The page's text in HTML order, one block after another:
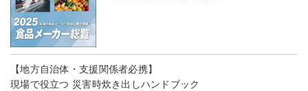
【地方自治体・支援関係者必携】
現場で役立つ 災害時炊き出しハンドブック